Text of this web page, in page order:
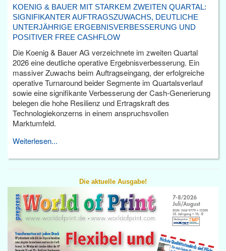
KOENIG & BAUER MIT STARKEM ZWEITEN QUARTAL:
SIGNIFIKANTER AUFTRAGSZUWACHS, DEUTLICHE
UNTERJÄHRIGE ERGEBNISVERBESSERUNG UND
POSITIVER FREE CASHFLOW
Die Koenig & Bauer AG verzeichnete im zweiten Quartal
2026 eine deutliche operative Ergebnisverbesserung. Ein
massiver Zuwachs beim Auftragseingang, der erfolgreiche
operative Turnaround beider Segmente im Quartalsverlauf
sowie eine signifikante Verbesserung der Cash-Generierung
belegen die hohe Resilienz und Ertragskraft des
Technologiekonzerns in einem anspruchsvollen
Marktumfeld.
Weiterlesen...
Die aktuelle Ausgabe!